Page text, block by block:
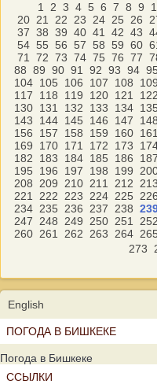
1 2 3 4 5 6 7 8 9
20 21 22 23 24 25 26
37 38 39 40 41 42 43
54 55 56 57 58 59 60
71
72 73 74 75 76 77
88 89 90 91 92 93 94 95
104 105 106 107 108 109
117
118 119 120 121 122
130 131 132 133 134 135
143
144 145 146 147 148
156
157 158 159 160 161
169
170 171 172 173
182
183 184 185 186 187
195
196 197 198 199
208
209 210 211 212 213
221
222 223 224 225 226
234 235 236 237 238
247
248 249 250 251 252
260 261 262 263 264 265
273
English
ПОГОДА В БИШКЕКЕ
Погода в Бишкеке
ССЫЛКИ